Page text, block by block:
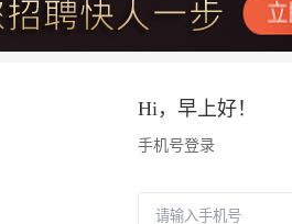
Hi， 早上好！
手机号登录